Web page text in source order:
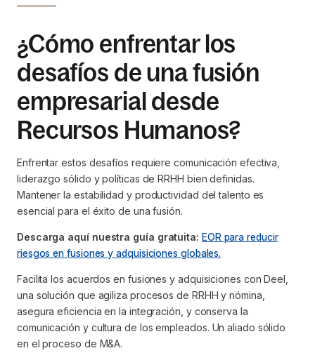
¿Cómo enfrentar los
desafíos de una fusión
empresarial desde
Recursos Humanos?
Enfrentar estos desafíos requiere comunicación efectiva,
liderazgo sólido y políticas de RRHH bien definidas.
Mantener la estabilidad y productividad del talento es
esencial para el éxito de una fusión.
Descarga aquí nuestra guía gratuita: EOR para reducir
riesgos en fusiones y adquisiciones globales.
Facilita los acuerdos en fusiones y adquisiciones con Deel,
una solución que agiliza procesos de RRHH y nómina,
asegura eficiencia en la integración, y conserva la
comunicación y cultura de los empleados. Un aliado sólido
en el proceso de M&A.